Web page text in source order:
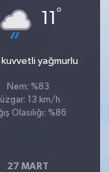
11 °
yağmurlu
Nem: %83
13 km/h
Olasılığı: %86
27 MART